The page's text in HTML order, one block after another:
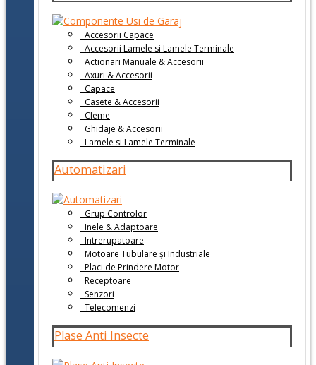
Accesorii Capace
Accesorii Lamele si Lamele Terminale
Actionari Manuale & Accesorii
Axuri & Accesorii
Capace
Casete & Accesorii
Cleme
Ghidaje & Accesorii
Lamele si Lamele Terminale
Automatizari
Grup Controlor
Inele & Adaptoare
Intrerupatoare
Motoare Tubulare și Industriale
Placi de Prindere Motor
Receptoare
Senzori
Telecomenzi
Plase Anti Insecte